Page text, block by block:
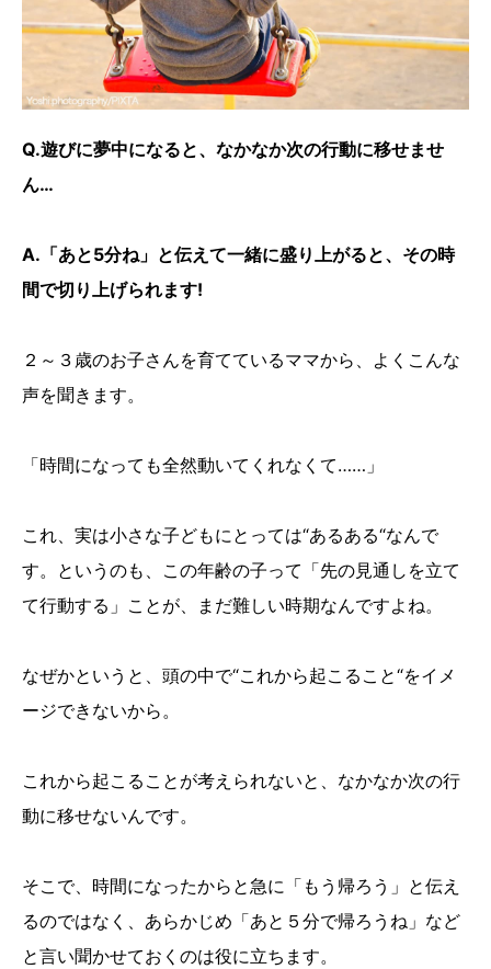
Q.遊びに夢中になると、なかなか次の行動に移せませ
ん…
A.「あと5分ね」と伝えて一緒に盛り上がると、その時
間で切り上げられます!
２～３歳のお子さんを育てているママから、よくこんな
声を聞きます。
「時間になっても全然動いてくれなくて……」
これ、実は小さな子どもにとっては“あるある“なんで
す。というのも、この年齢の子って「先の見通しを立て
て行動する」ことが、まだ難しい時期なんですよね。
なぜかというと、頭の中で“これから起こること“をイメ
ージできないから。
これから起こることが考えられないと、なかなか次の行
動に移せないんです。
そこで、時間になったからと急に「もう帰ろう」と伝え
るのではなく、あらかじめ「あと５分で帰ろうね」など
と言い聞かせておくのは役に立ちます。